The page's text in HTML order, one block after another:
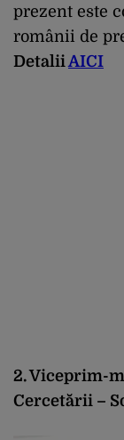
prezent este
românii de
DetaliiAICI
2. Viceprim-
Cercetării –